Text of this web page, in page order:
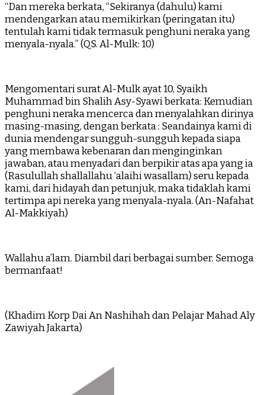
“Dan mereka berkata, “Sekiranya (dahulu) kami
mendengarkan atau memikirkan (peringatan itu)
tentulah kami tidak termasuk penghuni neraka yang
menyala-nyala.” (QS. Al-Mulk: 10)
Mengomentari surat Al-Mulk ayat 10, Syaikh
Muhammad bin Shalih Asy-Syawi berkata: Kemudian
penghuni neraka mencerca dan menyalahkan dirinya
masing-masing, dengan berkata : Seandainya kami di
dunia mendengar sungguh-sungguh kepada siapa
yang membawa kebenaran dan menginginkan
jawaban, atau menyadari dan berpikir atas apa yang ia
(Rasulullah shallallahu ‘alaihi wasallam) seru kepada
kami, dari hidayah dan petunjuk, maka tidaklah kami
tertimpa api nereka yang menyala-nyala. (An-Nafahat
Al-Makkiyah)
Wallahu a’lam. Diambil dari berbagai sumber. Semoga
bermanfaat!
(Khadim Korp Dai An Nashihah dan Pelajar Mahad Aly
Zawiyah Jakarta)